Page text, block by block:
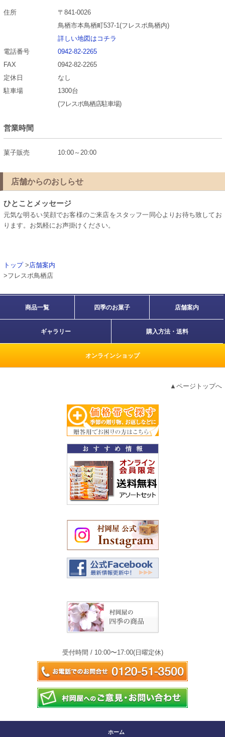
住所
〒841-0026
鳥栖市本鳥栖町537-1(フレスポ鳥栖内)
詳しい地図はコチラ
電話番号
0942-82-2265
FAX
0942-82-2265
定休日
なし
駐車場
1300台
(フレスポ鳥栖店駐車場)
営業時間
菓子販売 10:00～20:00
店舗からのおしらせ
ひとことメッセージ
元気な明るい笑顔でお客様のご来店をスタッフ一同心よりお待ち致してお
ります。お気軽にお声掛けください。
トップ>店舗案内
>フレスポ鳥栖店
商品一覧 四季のお菓子 店舗案内
ギャラリー 購入方法・送料
オンラインショップ
▲ページトップへ
受付時間 / 10:00〜17:00(日曜定休)
ホーム